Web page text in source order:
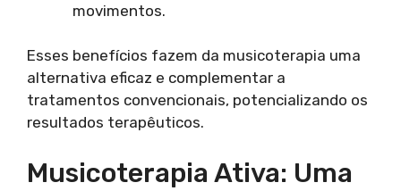
movimentos.
Esses benefícios fazem da musicoterapia uma
alternativa eficaz e complementar a
tratamentos convencionais, potencializando os
resultados terapêuticos.
Musicoterapia Ativa: Uma